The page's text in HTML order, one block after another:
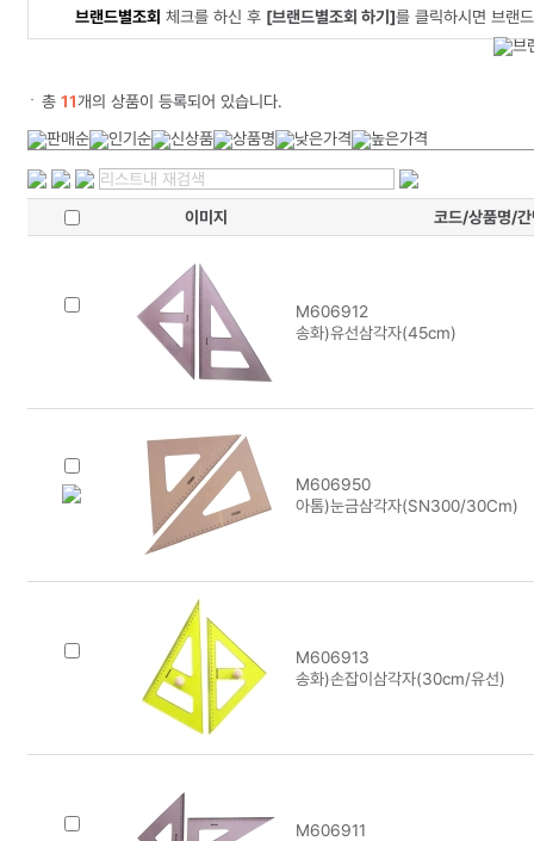
브랜드별조회 체크를 하신 후 [브랜드별조회 하기]를 클릭하시면 브랜
총 11개의 상품이 등록되어 있습니다.
이미지 코드/상품명/간
M606912
송화)유선삼각자(45cm)
M606950
아톰)눈금삼각자(SN300/30Cm)
M606913
송화)손잡이삼각자(30cm/유선)
M606911